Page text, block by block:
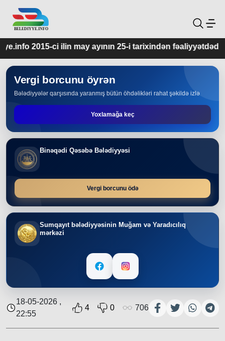
ayının 25-i tarixindən fəaliyyətdədir.
Vergi borcunu öyrən
Bələdiyyələr qarşısında yaranmış bütün öhdəlikləri rahat şəkildə izlə
Yoxlamağa keç
Binəqədi Qəsəbə Bələdiyyəsi
Vergi borcunu ödə
Sumqayıt bələdiyyəsinin Muğam və Yaradıcılıq
mərkəzi
18-05-2026 ,
22:55
4 0 706